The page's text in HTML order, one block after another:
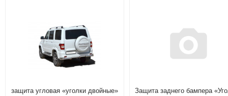
защита угловая «уголки двойные»
Защита заднего бампера